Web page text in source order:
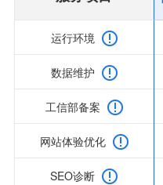
运行环境
数据维护
工信部备案
网站体验优化
SEO诊断